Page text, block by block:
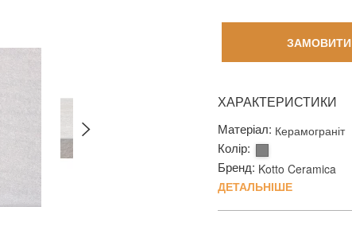
ЗАМОВИТИ
ХАРАКТЕРИСТИКИ
Матеріал: Керамограніт
Колір:
Бренд: Kotto Ceramica
ДЕТАЛЬНІШЕ